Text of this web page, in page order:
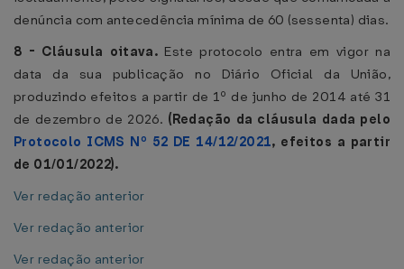
denúncia com antecedência mínima de 60 (sessenta) dias.
8 - Cláusula oitava. Este protocolo entra em vigor na
data da sua publicação no Diário Oficial da União,
produzindo efeitos a partir de 1º de junho de 2014 até 31
de dezembro de 2026. (Redação da cláusula dada pelo
Protocolo ICMS Nº 52 DE 14/12/2021, efeitos a partir
de 01/01/2022).
Ver redação anterior
Ver redação anterior
Ver redação anterior